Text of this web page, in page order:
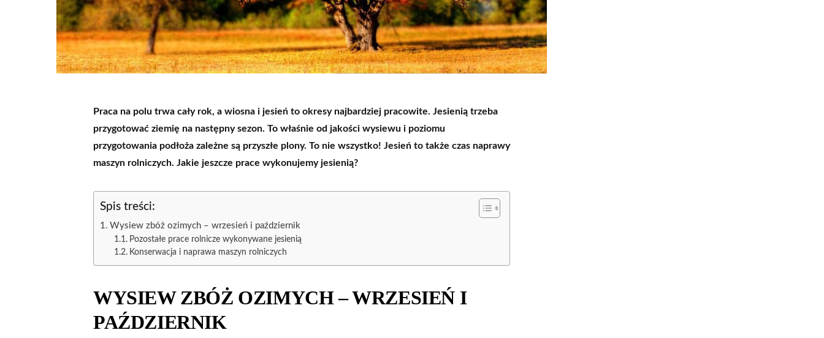
Praca na polu trwa cały rok, a wiosna i jesień to okresy najbardziej pracowite. Jesienią trzeba
przygotować ziemię na następny sezon. To właśnie od jakości wysiewu i poziomu
przygotowania podłoża zależne są przyszłe plony. To nie wszystko! Jesień to także czas naprawy
maszyn rolniczych. Jakie jeszcze prace wykonujemy jesienią?
Spis treści:
Wysiew zbóż ozimych – wrzesień i październik
Pozostałe prace rolnicze wykonywane jesienią
Konserwacja i naprawa maszyn rolniczych
WYSIEW ZBÓŻ OZIMYCH – WRZESIEŃ I
PAŹDZIERNIK